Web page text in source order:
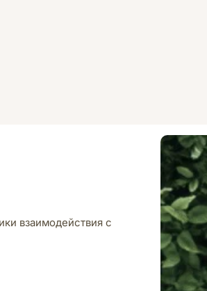
взаимодействия с